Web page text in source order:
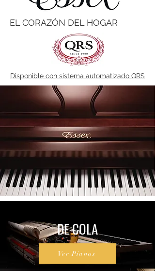
EL CORAZÓN DEL HOGAR
Disponible con sistema automatizado QRS
DE COLA
Ver Pianos